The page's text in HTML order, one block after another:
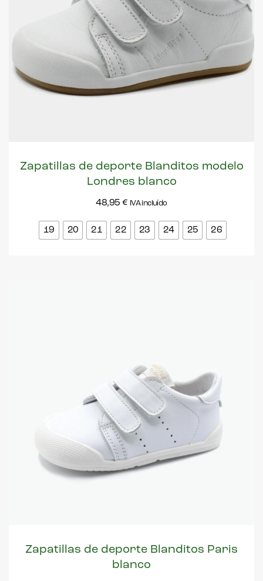
Zapatillas de deporte Blanditos modelo
Londres blanco
48,95 € IVA incluído
19 20 21 22 23 24 25 26
Zapatillas de deporte Blanditos Paris
blanco